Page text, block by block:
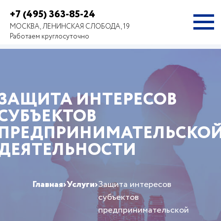
+7 (495) 363-85-24
МОСКВА, ЛЕНИНСКАЯ СЛОБОДА, 19
Работаем круглосуточно
ИНТЕРЕСОВ
Главная›Услуги›Защита интересов
субъектов
предпринимательской